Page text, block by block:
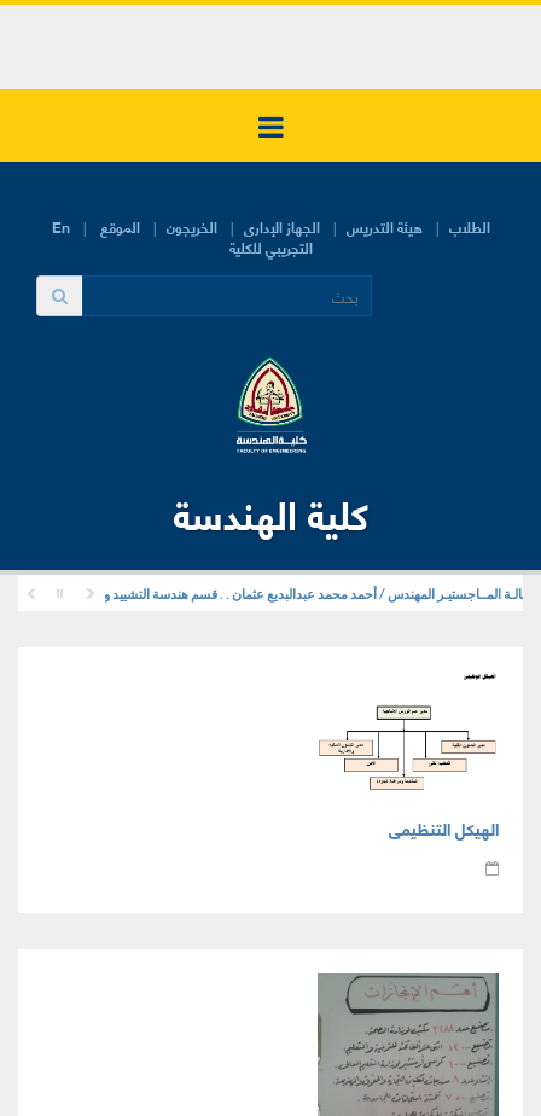
En الطلاب هيئة التدريس الجهاز الإدارى الخريجون الموقع
التجريبي للكلية
كلية الهندسة
المــاجستيـر المهندس / أحمد محمد عبدالبديع عثمان . . قسم هندسة التشييد والمرافق .
الهيكل التنظيمى